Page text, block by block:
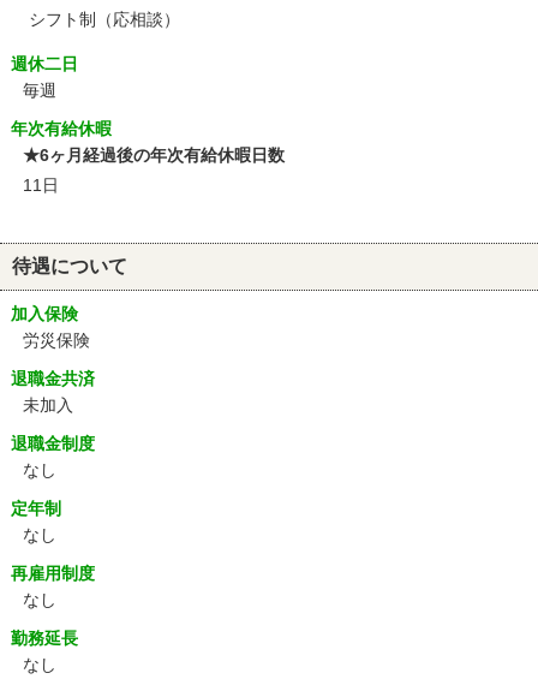
シフト制（応相談）
週休二日
毎週
年次有給休暇
★6ヶ月経過後の年次有給休暇日数
11日
待遇について
加入保険
労災保険
退職金共済
未加入
退職金制度
なし
定年制
なし
再雇用制度
なし
勤務延長
なし